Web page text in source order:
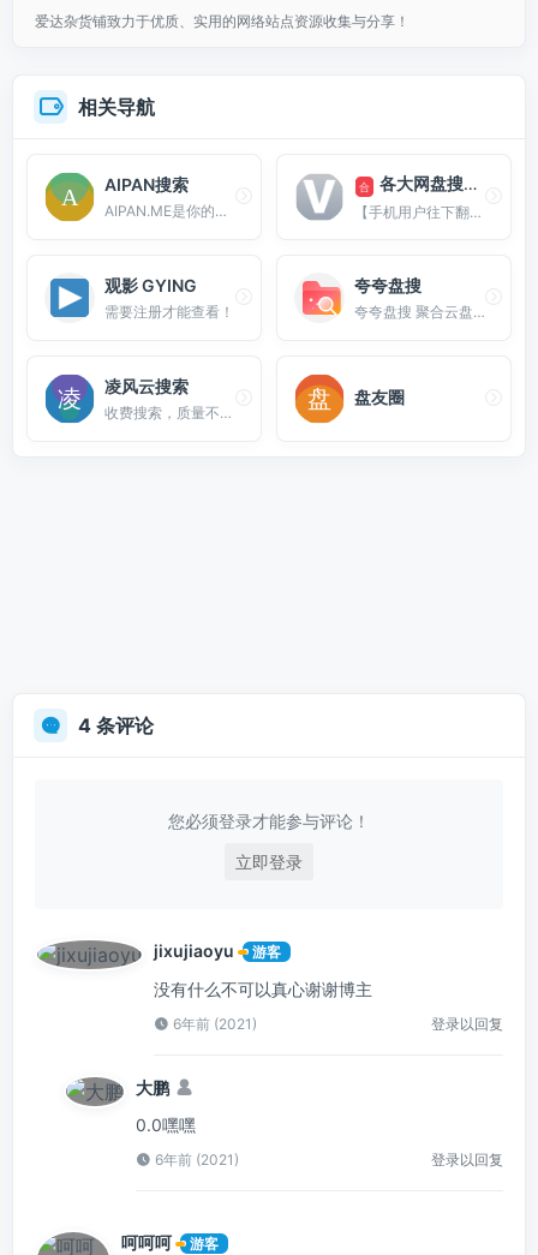
爱达杂货铺致力于优质、实用的网络站点资源收集与分享！
相关导航
AIPAN搜索
AIPAN.ME是你的数字生活伙伴！集资源搜索、音乐播放、社区交流、休闲游戏、电视直播于一体。支持百度网盘、阿里云盘、夸克网盘搜索，海量影视音乐资源随心享用。一个网站，满足你的所有数字娱乐需求！
合 各大网盘搜索资源
【手机用户往下翻】收录百度云外的资源搜索引擎、蓝奏云、微云、城通网盘和google等
观影 GYING
需要注册才能查看！
夸夸盘搜
夸夸盘搜 聚合云盘高效搜索，提供 阿里云盘、夸克网盘、百度网盘、蓝奏网盘、迅雷网盘、天翼网盘、彩和网盘 等网盘资源搜索。更新快、资源全、速度快、免费。
凌风云搜索
收费搜索，质量不错，资源很多，需要的可以自行测试。
盘友圈
4 条评论
您必须登录才能参与评论！
立即登录
jixujiaoyu 游客
没有什么不可以真心谢谢博主
6年前 (2021) 登录以回复
大鹏
0.0嘿嘿
6年前 (2021) 登录以回复
呵呵呵 游客